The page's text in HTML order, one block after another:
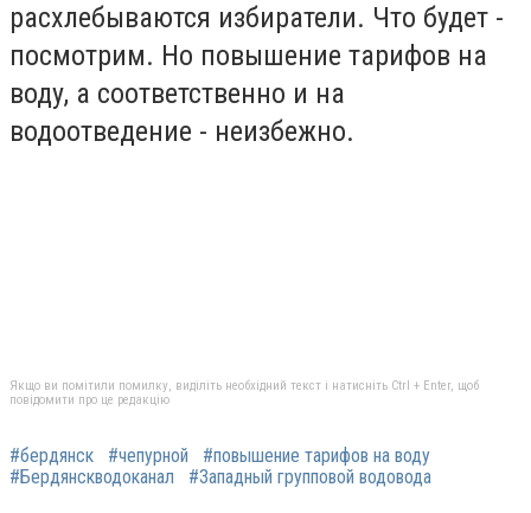
расхлебываются избиратели. Что будет -
посмотрим. Но повышение тарифов на
воду, а соответственно и на
водоотведение - неизбежно.
Якщо ви помітили помилку, виділіть необхідний текст і натисніть Ctrl + Enter, щоб
повідомити про це редакцію
#бердянск #чепурной
#повышение тарифов на воду
#Бердянскводоканал
#Западный групповой водовода